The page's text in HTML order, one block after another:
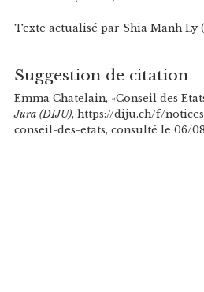
Texte actualisé par Shia Manh Ly
Suggestion de citation
Emma Chatelain, «Conseil des
Jura (DIJU), https://diju.ch/f/
conseil-des-etats, consulté le 06/